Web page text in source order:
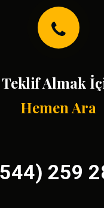
Teklif Almak
Hemen Ara
259